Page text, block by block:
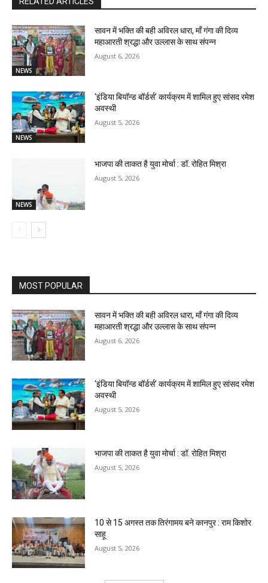
NEWS
सावन में भक्ति की बही अविरल धारा, माँ गंगा की दिव्य
महाआरती श्रद्धा और उल्लास के साथ संपन्न
August 6, 2026
NEWS
‘इंडिया बियॉन्ड बॉर्डर्स’ कार्यक्रम में शामिल हुए सांसद रमेश
अवस्थी
August 5, 2026
NEWS
भाजपा की ताकत है युवा मोर्चा : डॉ. रोहित मिश्रा
August 5, 2026
MOST POPULAR
सावन में भक्ति की बही अविरल धारा, माँ गंगा की दिव्य
महाआरती श्रद्धा और उल्लास के साथ संपन्न
August 6, 2026
‘इंडिया बियॉन्ड बॉर्डर्स’ कार्यक्रम में शामिल हुए सांसद रमेश
अवस्थी
August 5, 2026
भाजपा की ताकत है युवा मोर्चा : डॉ. रोहित मिश्रा
August 5, 2026
10 से 15 अगस्त तक तिरंगामय बने कानपुर : राम किशोर
साहू
August 5, 2026